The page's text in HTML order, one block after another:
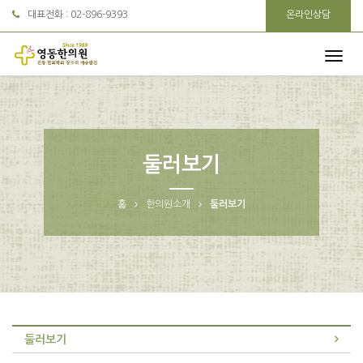
대표전화 : 02-896-9393 온라인상담
둘러보기
홈 한의원소개 둘러보기
둘러보기